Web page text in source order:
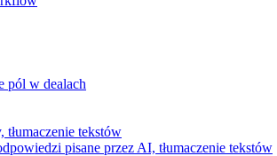
pól w dealach
tłumaczenie tekstów
pisane przez AI, tłumaczenie tekstów